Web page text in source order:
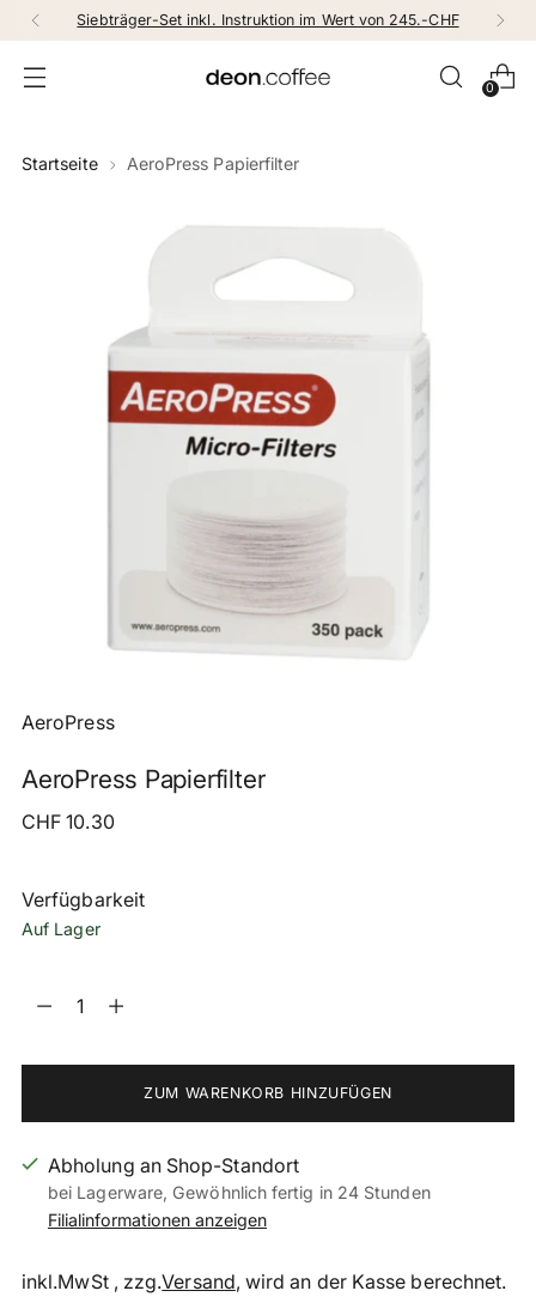
Siebträger-Set inkl. Instruktion im Wert von 245.-CHF
0
Startseite AeroPress Papierfilter
AeroPress
AeroPress Papierfilter
Regulärer
CHF 10.30
Verfügbarkeit
Auf Lager
Menge
ZUM WARENKORB HINZUFÜGEN
Abholung an Shop-Standort
bei Lagerware, Gewöhnlich fertig in 24 Stunden
Filialinformationen anzeigen
inkl.MwSt , zzg.Versand, wird an der Kasse berechnet.